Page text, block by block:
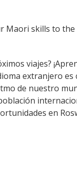
Maori skills to the
viajes?
extranjero es
de nuestro
en